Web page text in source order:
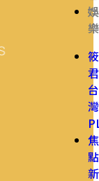
娛
樂
筱
君
台
灣
焦
點
新